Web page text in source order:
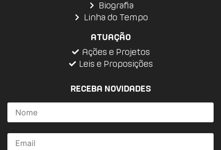
Biografia
Linha do Tempo
ATUAÇÃO
Ações e Projetos
Leis e Proposições
RECEBA NOVIDADES